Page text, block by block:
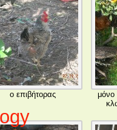
ο επιβήτορας
μόνο